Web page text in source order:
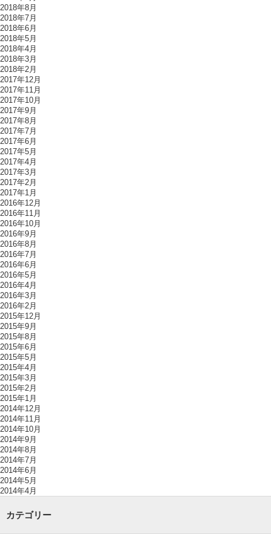
2018年8月
2018年7月
2018年6月
2018年5月
2018年4月
2018年3月
2018年2月
2017年12月
2017年11月
2017年10月
2017年9月
2017年8月
2017年7月
2017年6月
2017年5月
2017年4月
2017年3月
2017年2月
2017年1月
2016年12月
2016年11月
2016年10月
2016年9月
2016年8月
2016年7月
2016年6月
2016年5月
2016年4月
2016年3月
2016年2月
2015年12月
2015年9月
2015年8月
2015年6月
2015年5月
2015年4月
2015年3月
2015年2月
2015年1月
2014年12月
2014年11月
2014年10月
2014年9月
2014年8月
2014年7月
2014年6月
2014年5月
2014年4月
カテゴリー